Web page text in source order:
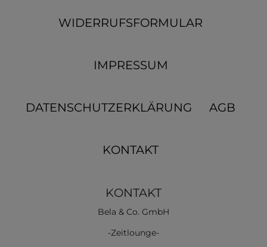
WIDERRUFSFORMULAR
IMPRESSUM
DATENSCHUTZERKLÄRUNG AGB
KONTAKT
KONTAKT
Bela & Co. GmbH
-Zeitlounge-